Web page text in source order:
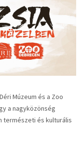
Múzeum és a Zoo
a nagyközönség
természeti és kulturális